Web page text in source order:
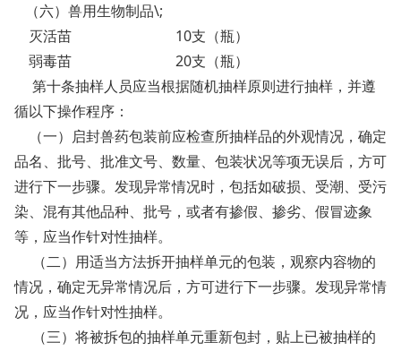
（六）兽用生物制品\;
灭活苗 10支（瓶）
弱毒苗 20支（瓶）
第十条抽样人员应当根据随机抽样原则进行抽样，并遵
循以下操作程序：
（一）启封兽药包装前应检查所抽样品的外观情况，确定
品名、批号、批准文号、数量、包装状况等项无误后，方可
进行下一步骤。发现异常情况时，包括如破损、受潮、受污
染、混有其他品种、批号，或者有掺假、掺劣、假冒迹象
等，应当作针对性抽样。
（二）用适当方法拆开抽样单元的包装，观察内容物的
情况，确定无异常情况后，方可进行下一步骤。发现异常情
况，应当作针对性抽样。
（三）将被拆包的抽样单元重新包封，贴上已被抽样的